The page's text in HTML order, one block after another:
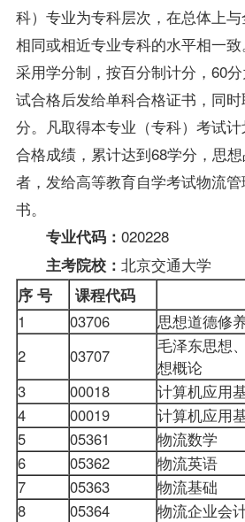
科）专业为专科层次，在总体上
相同或相近专业专科的水平相一
采用学分制，按百分制计分，60
试合格后发给单科合格证书，同
分。凡取得本专业（专科）考试
合格成绩，累计达到68学分，思
者，发给高等教育自学考试物流
书。
专业代码： 020228
主考院校： 北京交通大学
序 号 课程代码
1
03706
思想道德修
2
03707
毛泽东思想
想概论
3
00018
计算机应用
4
00019
计算机应用
5
05361
物流数学
6
05362
物流英语
7
05363
物流基础
8
05364
物流企业会